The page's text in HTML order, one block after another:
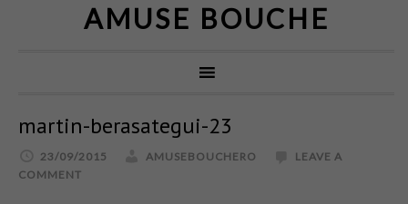
AMUSE BOUCHE
martin-berasategui-23
23/09/2015 AMUSEBOUCHERO
LEAVE A
COMMENT